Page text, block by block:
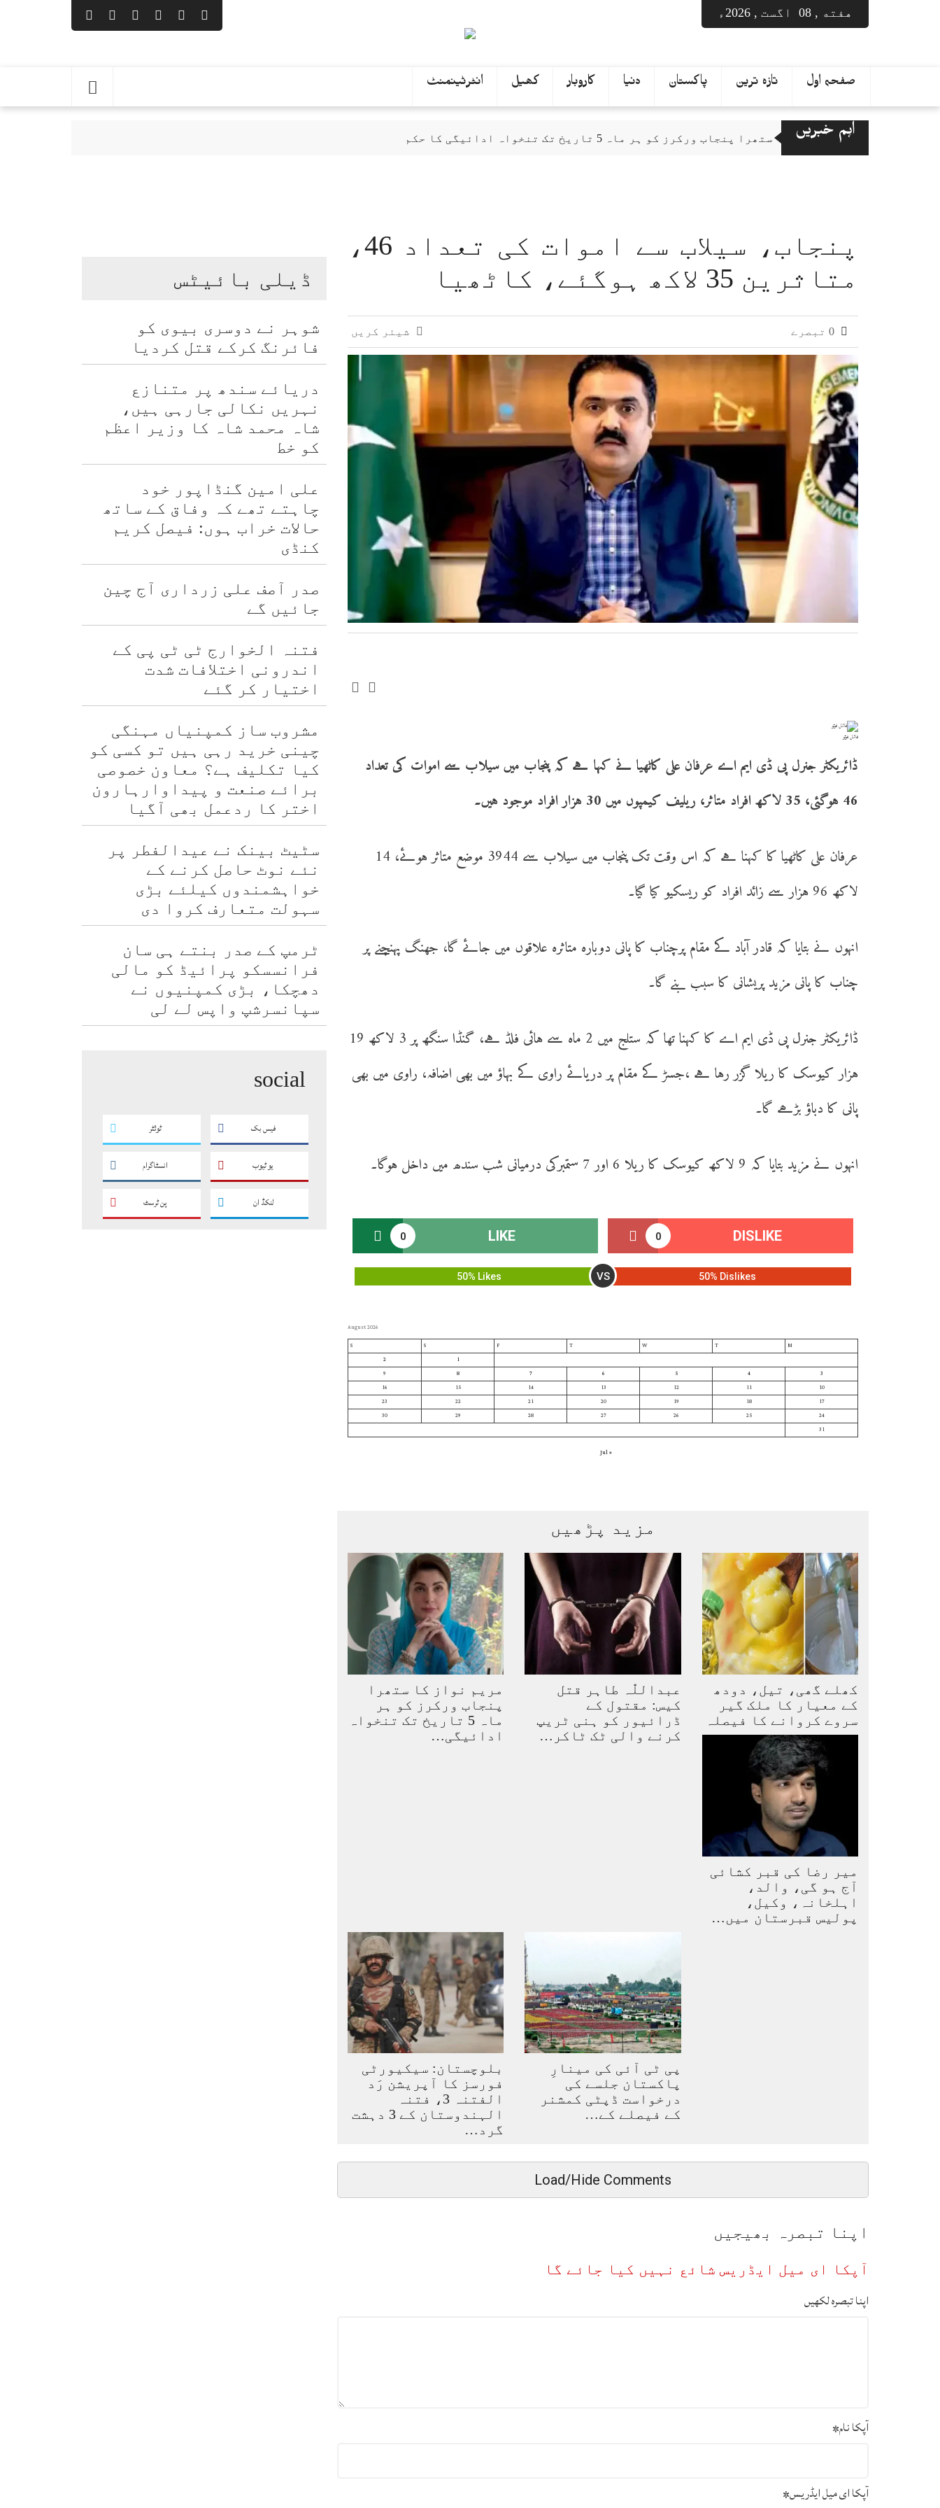
هفته , 08 اگست , 2026ء
صفحہ اول تازہ ترین پاکستان دنیا کاروبار کھیل انٹرٹینمنٹ
اہم خبریں
مریم نواز کا ستھرا پنجاب ورکرز کو ہر ماہ 5 تاریخ تک تنخواہ ادائیگی کا حکم
پی ٹی آئی کی مینارِ پاکستان جلسے کی درخواست ڈپٹی کمشنر کے فیصلے کے باعث خارج کی گئی: تحریری فیصلہ
سرگودھا: بیوی نے مبینہ طور پر گلا دبا کر شوہر کو قتل کر دیا
لاہور ہائیکورٹ میں موسم گرما کی تعطیلات، چھٹے ہفتے کا ججز روسٹر جاری
ہنگو: سیکیورٹی فورسز کا آپریشن، فتنہ الخوارج کے 7 دہشت گرد ہلاک
ڈیلی بائیٹس
شوہر نے دوسری بیوی کو
فائرنگ کرکے قتل کردیا
دریائے سندھ پر متنازع
نہریں نکالی جارہی ہیں،
شاہ محمد شاہ کا وزیر اعظم
کو خط
علی امین گنڈاپور خود
چاہتے تھے کہ وفاق کے ساتھ
حالات خراب ہوں: فیصل کریم
کنڈی
صدر آصف علی زرداری آج چین
جائیں گے
فتنہ الخوارج ٹی ٹی پی کے
اندرونی اختلافات شدت
اختیار کر گئے
مشروب ساز کمپنیاں مہنگی
چینی خرید رہی ہیں تو کسی کو
کیا تکلیف ہے؟ معاون خصوصی
برائے صنعت و پیداوارہارون
اختر کا ردعمل بھی آگیا
سٹیٹ بینک نے عیدالفطر پر
نئے نوٹ حاصل کرنے کے
خواہشمندوں کیلئے بڑی
سہولت متعارف کروا دی
ٹرمپ کے صدر بنتے ہی سان
فرانسسکو پرائیڈ کو مالی
دھچکا، بڑی کمپنیوں نے
سپانسرشپ واپس لے لی
social
فیس بک ٹوئٹر
یو ٹیوب انسٹاگرام
لنکڈ ان پن ٹرسٹ
پنجاب، سیلاب سے اموات کی تعداد 46،
متاثرین 35 لاکھ ہوگئے، کاٹھیا
شیئر کریں
فائل فوٹو
ڈائریکٹر جنرل پی ڈی ایم اے عرفان علی کاٹھیا نے کہا ہے کہ پنجاب میں سیلاب سے اموات کی تعداد
46 ہوگئی، 35 لاکھ افراد متاثر، ریلیف کیمپوں میں 30 ہزار افراد موجود ہیں۔
عرفان علی کاٹھیا کا کہنا ہے کہ اس وقت تک پنجاب میں سیلاب سے 3944 موضع متاثر ہوئے، 14
لاکھ 96 ہزار سے زائد افراد کو ریسکیو کیا گیا۔
انہوں نے بتایا کہ قادر آباد کے مقام پرچناب کا پانی دوبارہ متاثرہ علاقوں میں جائے گا، جھنگ پہنچنے پر
چناب کا پانی مزید پریشانی کا سبب بنے گا۔
ڈائریکٹر جنرل پی ڈی ایم اے کا کہنا تھا کہ ستلج میں 2 ماہ سے ہائی فلڈ ہے، گنڈا سنگھ پر 3 لاکھ 19
ہزار کیوسک کا ریلا گزر رہا ہے ،جسڑ کے مقام پر دریائے راوی کے بہاؤ میں بھی اضافہ، راوی میں بھی
پانی کا دباؤ بڑھے گا۔
انہوں نے مزید بتایا کہ 9 لاکھ کیوسک کا ریلا 6 اور 7 ستمبرکی درمیانی شب سندھ میں داخل ہوگا۔
0 LIKE 0 DISLIKE
50% Likes VS 50% Dislikes
August 2026
M
T
W
T
F
S
S
1
2
3
4
5
6
7
8
9
10
11
12
13
14
15
16
17
18
19
20
21
22
23
24
25
26
27
28
29
30
31
« Jul
مزید پڑھیں
مریم نواز کا ستھرا
پنجاب ورکرز کو ہر
ماہ 5 تاریخ تک تنخواہ
ادائیگی…
عبداللّٰہ طاہر قتل
کیس: مقتول کے
ڈرائیور کو ہنی ٹریپ
کرنے والی ٹک ٹاکر…
کھلے گھی، تیل، دودھ
کے معیار کا ملک گیر
سروے کروانے کا فیصلہ
میر رضا کی قبر کشائی
آج ہو گی، والد،
اہلخانہ، وکیل،
پولیس قبرستان میں…
بلوچستان: سیکیورٹی
فورسز کا آپریشن رَد
الفتنہ 3، فتنہ
الہندوستان کے 3 دہشت
گرد…
پی ٹی آئی کی مینارِ
پاکستان جلسے کی
درخواست ڈپٹی کمشنر
کے فیصلے کے…
Load/Hide Comments
اپنا تبصرہ بھیجیں
آپکا ای میل ایڈریس شائع نہیں کیا جائے گا
اپنا تبصرہ لکھیں
آپکا نام*
آپکا ای میل ایڈریس*